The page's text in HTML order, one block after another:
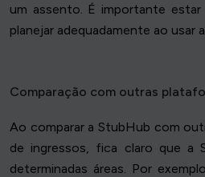
um assento. É importante
planejar adequadamente ao usar
Comparação com outras
Ao comparar a StubHub com
de ingressos, fica claro que a
determinadas áreas. Por